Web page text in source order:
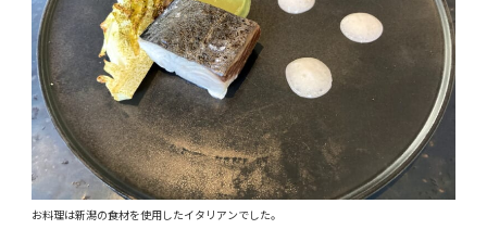
お料理は新潟の食材を使用したイタリアンでした。